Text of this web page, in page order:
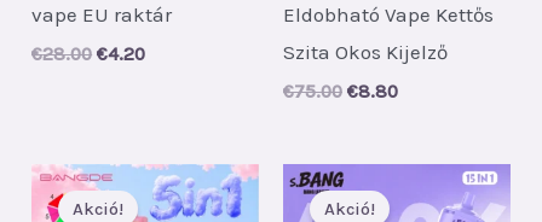
vape EU raktár
€28.00 Original
€4.20Current
Eldobható Vape Kettős
Szita Okos Kijelző
€75.00 Original
€75.00.
€8.80Current
€8.80.
Akció! Akció!